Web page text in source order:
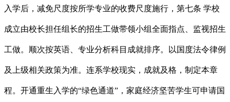
入学后，减免尺度按所学专业的收费尺度施行，第七条 学校
成立由校长担任组长的招生工做带领小组全面指点、监视招生
工做。顺次按英语、专业分析科目成就排序。以国度法令律例
及上级相关政策为准。连系学校现实，成就及格，制定本章
程。开通重生入学的“绿色通道”，家庭经济坚苦学生可申请国